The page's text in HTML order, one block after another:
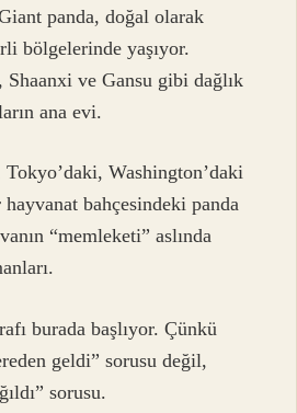
panda, doğal olarak
bölgelerinde yaşıyor.
ve Gansu gibi dağlık
ana evi.
Washington’daki
bahçesindeki panda
“memleketi” aslında
burada başlıyor. Çünkü
geldi” sorusu değil,
sorusu.